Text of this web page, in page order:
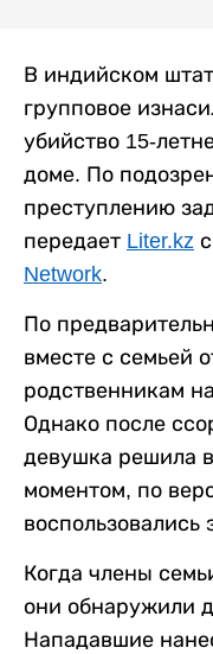
В индийском
групповое
убийство 15-
доме. По
преступлению
передает Liter.kz
Network.
По
вместе с семьей
родственникам
Однако после
девушка решила
моментом, по
Когда члены
они обнаружили
Нападавшие